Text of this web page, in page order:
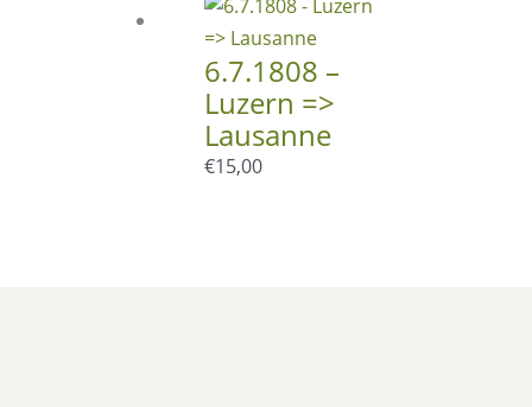
6.7.1808 –
Luzern =>
Lausanne
€15,00